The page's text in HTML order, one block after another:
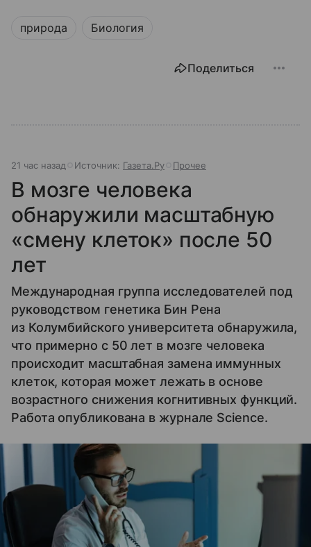
природа Биология
Поделиться
21 час назад Источник: Газета.Ру Прочее
В мозге человека
обнаружили масштабную
«смену клеток» после 50
лет
Международная группа исследователей под
руководством генетика Бин Рена
из Колумбийского университета обнаружила,
что примерно с 50 лет в мозге человека
происходит масштабная замена иммунных
клеток, которая может лежать в основе
возрастного снижения когнитивных функций.
Работа опубликована в журнале Science.